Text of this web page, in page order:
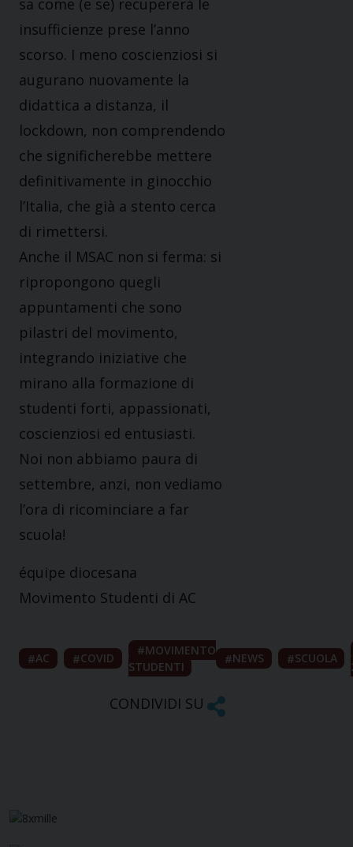
sa come (e se) recupererà le
insufficienze prese l’anno
scorso. I meno coscienziosi si
augurano nuovamente la
didattica a distanza, il
lockdown, non comprendendo
che significherebbe mettere
definitivamente in ginocchio
l’Italia, che già a stento cerca
di rimettersi.
Anche il MSAC non si ferma: si
ripropongono quegli
appuntamenti che sono
pilastri del movimento,
integrando iniziative che
mirano alla formazione di
studenti forti, appassionati,
coscienziosi ed entusiasti.
Noi non abbiamo paura di
settembre, anzi, non vediamo
l’ora di ricominciare a far
scuola!
équipe diocesana
Movimento Studenti di AC
AC COVID
MOVIMENTO
STUDENTI
NEWS SCUOLA
CONDIVIDI SU